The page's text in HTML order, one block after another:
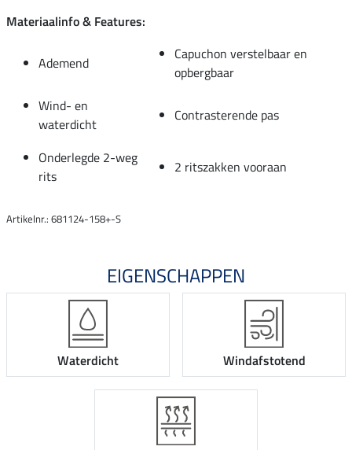
Materiaalinfo & Features:
Ademend
Capuchon verstelbaar en
opbergbaar
Wind- en
waterdicht
Contrasterende pas
Onderlegde 2-weg
rits
2 ritszakken vooraan
Artikelnr.: 681124-158+-S
EIGENSCHAPPEN
Waterdicht Windafstotend